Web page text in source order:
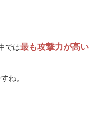
では最も攻撃力が高い
ね。